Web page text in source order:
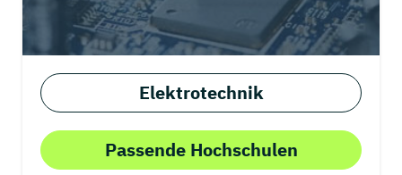
Elektrotechnik
Passende Hochschulen